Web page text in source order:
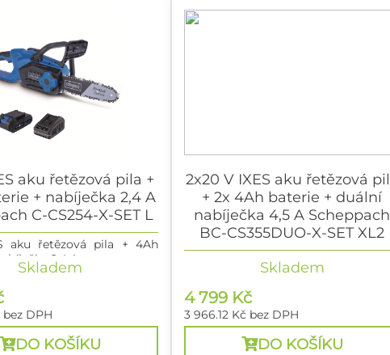
aku řetězová pila +
+ nabíječka 2,4 A
C-CS254-X-SET L
aku řetězová pila + 4Ah
2,4 A
Skladem
bez DPH
DO KOŠÍKU
2x20 V IXES aku řetězová
+ 2x 4Ah baterie + duální
nabíječka 4,5 A Scheppach
BC-CS355DUO-X-SET XL2
2x20 V IXES aku řetězová pila + 2x
baterie + duální nabíječka 4,5 A
Skladem
4 799 Kč
3 966.12 Kč bez DPH
DO KOŠÍKU